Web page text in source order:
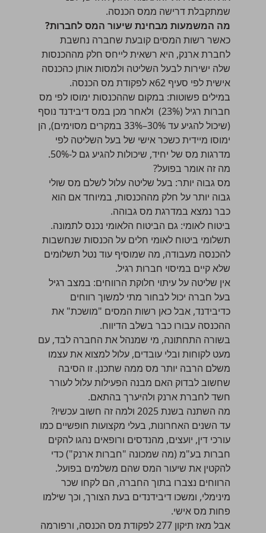
שמתקבלת דרישה ממס הכנסה.
מה המשמעות מבחינת שיעור המס לחברות?
כאשר רשות המסים קובעת שחברה נחשבת
לחברת ארנק, היא רשאית לייחס חלק מההכנסות
שלה ישירות לבעל השליטה ולמסות אותן כהכנסה
אישית לפי סעיף 62א לפקודת מס הכנסה.
במילים פשוטות: במקום שההכנסות ימוסו לפי מס
חברות רגיל (23%) ולאחר מכן
במס דיבידנד נוסף
(שיכול להגיע עד 30%–33% במקרים מסוימים), הן
ימוסו מיידית כשכר אישי של בעל השליטה לפי
מדרגות מס של יחיד, שיכולות להגיע גם ל-50%.
מה זה אומר בפועל?
מס גבוה יותר: בעל שליטה עלול לשלם מס שולי
גבוה יותר על חלק מההכנסות, במיוחד אם הוא
כבר נמצא במדרגת מס גבוהה.
ביטוח לאומי: גם הביטוח הלאומי נכנס לתמונה.
תשלומי ביטוח לאומי חלים על הכנסות שנחשבות
להכנסה מעבודה, מה שמוסיף עוד נטל תשלומים
שלא קיים במיסוי חברות רגיל.
אין שליטה על עיתוי חלוקת הרווחים: במצב רגיל
בעל חברה יכול לבחור מתי למשוך רווחים
כדיבידנד, אבל כאן רשות המסים "מושכת" את
ההכנסה עבורו כבר בשלב הדיווח.
בשורה התחתונה, מי שמנהל את החברה לבד, עם
מעט לקוחות ובלי עובדים, עלול למצוא את עצמו
משלם הרבה יותר מס ממה שתכנן. זו הסיבה
שחשוב לבדוק האם מבנה הפעילות עלול לעורר
חשד לחברת ארנק ולהיערך בהתאם.
מה השתנה בשנת 2025 ולמה זה חשוב עכשיו?
עד השנים האחרונות, בעלי מקצועות חופשיים כמו
עורכי דין, יועצים, מהנדסים ורופאים נהגו להקים
חברות בע"מ (מה שמכונה "חברות ארנק") כדי
להקטין את שיעור המס שהם משלמים בפועל.
הרווחים נצברו בתוך החברה, הם לקחו שכר
מינימלי, ומשכו דיבידנדים בעת הצורך, וכך שילמו
פחות מס אישי.
אבל מאז תיקון 277 לפקודת מס הכנסה, ורפורמה